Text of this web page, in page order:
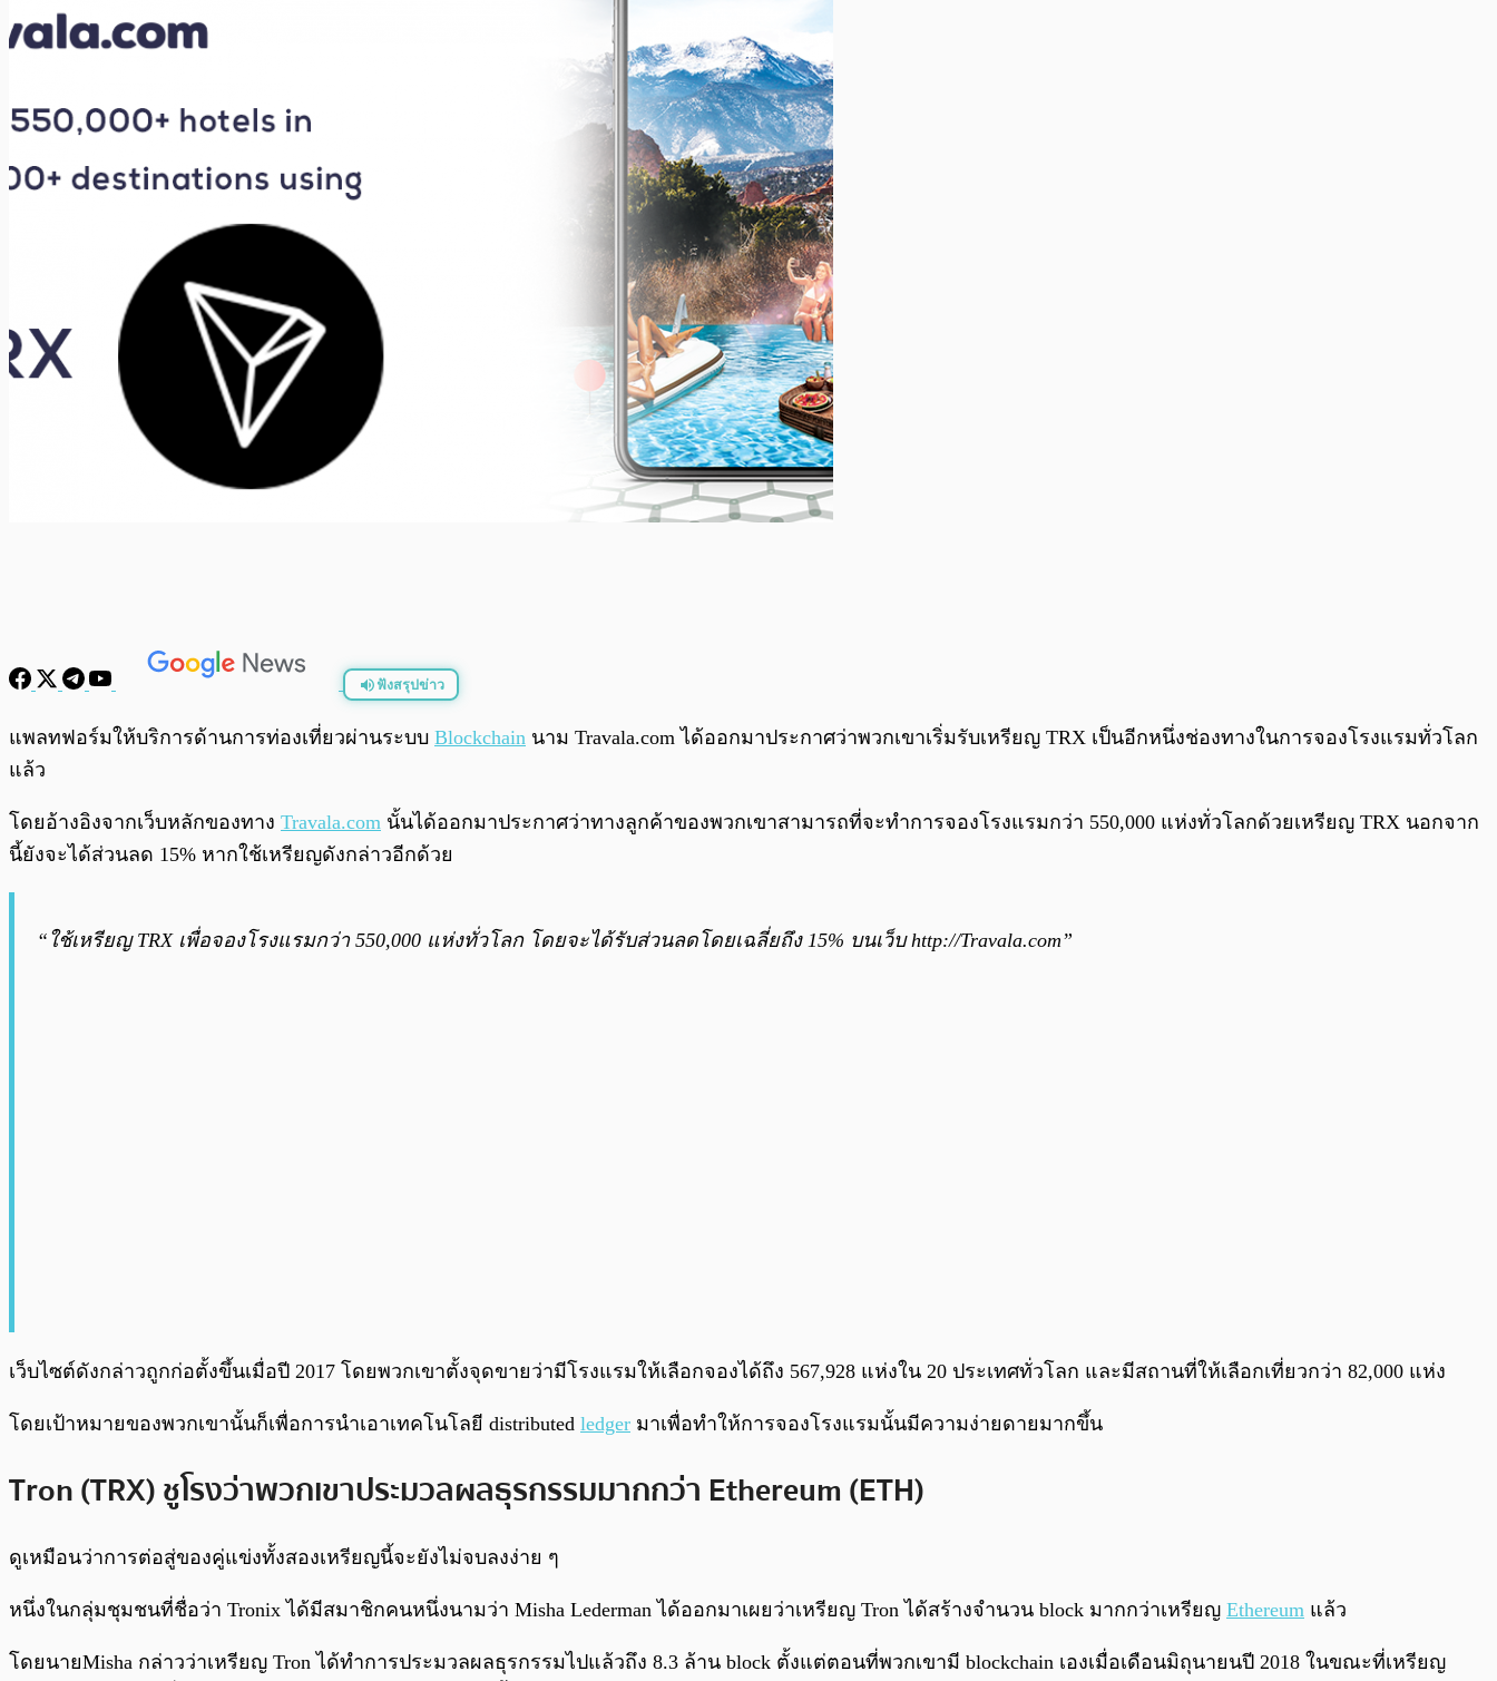
ฟังสรุปข่าว
พร้อมเล่น 0:00
แพลทฟอร์มให้บริการด้านการท่องเที่ยวผ่านระบบ Blockchain นาม Travala.com ได้ออกมาประกาศว่าพวกเขาเริ่มรับเหรียญ TRX เป็นอีกหนึ่งช่องทางในการจองโรงแรมทั่วโลก
แล้ว
โดยอ้างอิงจากเว็บหลักของทาง Travala.com นั้นได้ออกมาประกาศว่าทางลูกค้าของพวกเขาสามารถที่จะทำการจองโรงแรมกว่า 550,000 แห่งทั่วโลกด้วยเหรียญ​ TRX นอกจาก
นี้ยังจะได้ส่วนลด 15% หากใช้เหรียญดังกล่าวอีกด้วย
“ใช้เหรียญ TRX เพื่อจองโรงแรมกว่า 550,000 แห่งทั่วโลก โดยจะได้รับส่วนลดโดยเฉลี่ยถึง 15% บนเว็บ http://Travala.com”
เว็บไซต์ดังกล่าวถูกก่อตั้งขึ้นเมื่อปี 2017 โดยพวกเขาตั้งจุดขายว่ามีโรงแรมให้เลือกจองได้ถึง 567,928 แห่งใน 20 ประเทศทั่วโลก และมีสถานที่ให้เลือกเที่ยวกว่า 82,000 แห่ง
โดยเป้าหมายของพวกเขานั้นก็เพื่อการนำเอาเทคโนโลยี distributed ledger มาเพื่อทำให้การจองโรงแรมนั้นมีความง่ายดายมากขึ้น
Tron (TRX) ชูโรงว่าพวกเขาประมวลผลธุรกรรมมากกว่า Ethereum (ETH)
ดูเหมือนว่าการต่อสู่ของคู่แข่งทั้งสองเหรียญนี้จะยังไม่จบลงง่าย ๆ
หนึ่งในกลุ่มชุมชนที่ชื่อว่า Tronix ได้มีสมาชิกคนหนึ่งนามว่า Misha Lederman ได้ออกมาเผยว่าเหรียญ Tron ได้สร้างจำนวน block มากกว่าเหรียญ Ethereum แล้ว
โดยนายMisha กล่าวว่าเหรียญ Tron ได้ทำการประมวลผลธุรกรรมไปแล้วถึง 8.3 ล้าน block ตั้งแต่ตอนที่พวกเขามี blockchain เองเมื่อเดือนมิถุนายนปี 2018 ในขณะที่เหรียญ